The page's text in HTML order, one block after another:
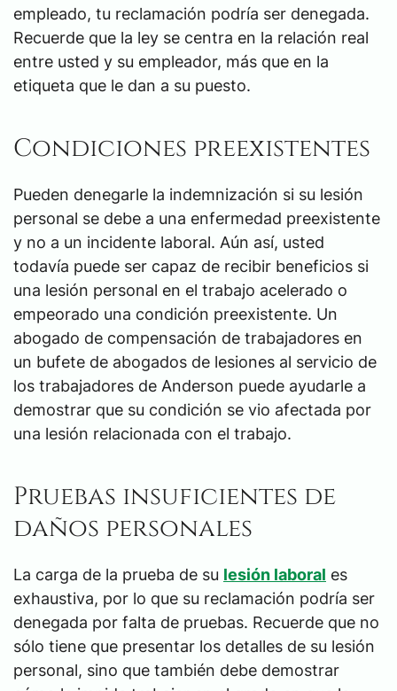
empleado, tu reclamación podría ser denegada.
Recuerde que la ley se centra en la relación real
entre usted y su empleador, más que en la
etiqueta que le dan a su puesto.
Condiciones preexistentes
Pueden denegarle la indemnización si su lesión
personal se debe a una enfermedad preexistente
y no a un incidente laboral. Aún así, usted
todavía puede ser capaz de recibir beneficios si
una lesión personal en el trabajo acelerado o
empeorado una condición preexistente. Un
abogado de compensación de trabajadores en
un bufete de abogados de lesiones al servicio de
los trabajadores de Anderson puede ayudarle a
demostrar que su condición se vio afectada por
una lesión relacionada con el trabajo.
Pruebas insuficientes de
daños personales
La carga de la prueba de su lesión laboral es
exhaustiva, por lo que su reclamación podría ser
denegada por falta de pruebas. Recuerde que no
sólo tiene que presentar los detalles de su lesión
personal, sino que también debe demostrar